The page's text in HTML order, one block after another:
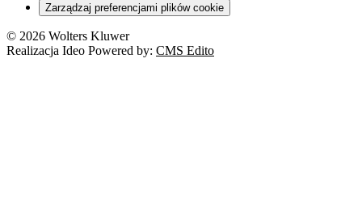
Zarządzaj preferencjami plików cookie
© 2026 Wolters Kluwer
Realizacja Ideo Powered by: CMS Edito